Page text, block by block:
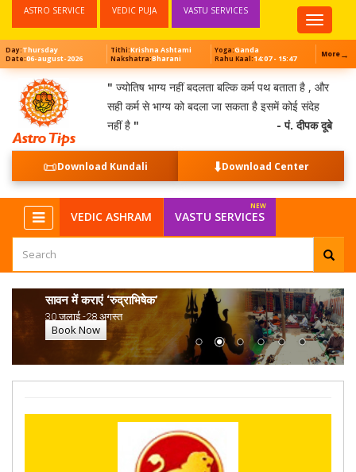
Top
Menu
ASTRO SERVICE VEDIC PUJA VASTU SERVICES
Day:Thursday
Date:06-august-2026
Tithi:Krishna Ashtami
Nakshatra:Bharani
Yoga:Ganda
Rahu Kaal:14:07 - 15:47 More→
" ज्योतिष भाग्य नहीं बदलता बल्कि कर्म पथ बताता है , और
सही कर्म से भाग्य को बदला जा सकता है इसमें कोई संदेह
नहीं है " - पं. दीपक दूबे
📜Download Kundali ⬇️Download Center
VEDIC ASHRAM VASTU SERVICES
सावन में कराएं ‘रुद्राभिषेक’
30 जुलाई -28 अगस्त
Book Now